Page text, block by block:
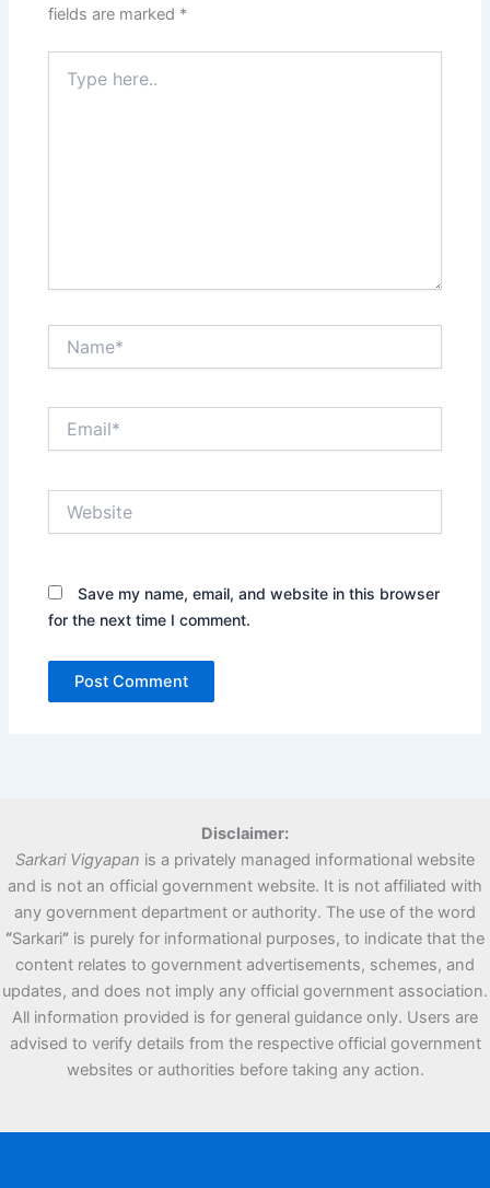
fields are marked *
here..
Save my name, email, and website in this browser
for the next time I comment.
Disclaimer:
Sarkari Vigyapan is a privately managed informational website
and is not an official government website. It is not affiliated with
any government department or authority. The use of the word
“Sarkari” is purely for informational purposes, to indicate that the
content relates to government advertisements, schemes, and
updates, and does not imply any official government association.
All information provided is for general guidance only. Users are
advised to verify details from the respective official government
websites or authorities before taking any action.